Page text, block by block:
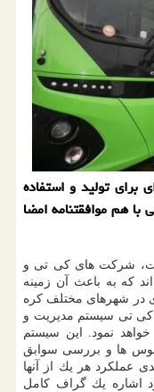
تولید و استفاده
هم موافقتنامه امضا
نت، شركت های كی تی و
كه به باعث آن زمینه
در شهرهای مختلف كره
كی تی سیستم مدیریت و
نمود. این سیستم
ها و بررسی سوابق
عملكرد هر یك از آنها
اشاره یك گراف كامل